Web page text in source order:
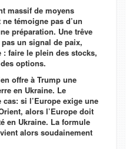
massif de moyens
témoigne pas d’un
préparation. Une trêve
un signal de paix,
faire le plein des stocks,
options.
offre à Trump une
en Ukraine. Le
si l’Europe exige une
alors l’Europe doit
en Ukraine. La formule
alors soudainement